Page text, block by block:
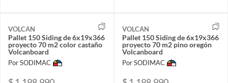
VOLCAN
Pallet 150 Siding de 6x19x366
proyecto 70 m2 color castaño
Volcanboard
Por SODIMAC
VOLCAN
Pallet 150 Siding de 6x19x366
proyecto 70 m2 pino oregón
Volcanboard
Por SODIMAC